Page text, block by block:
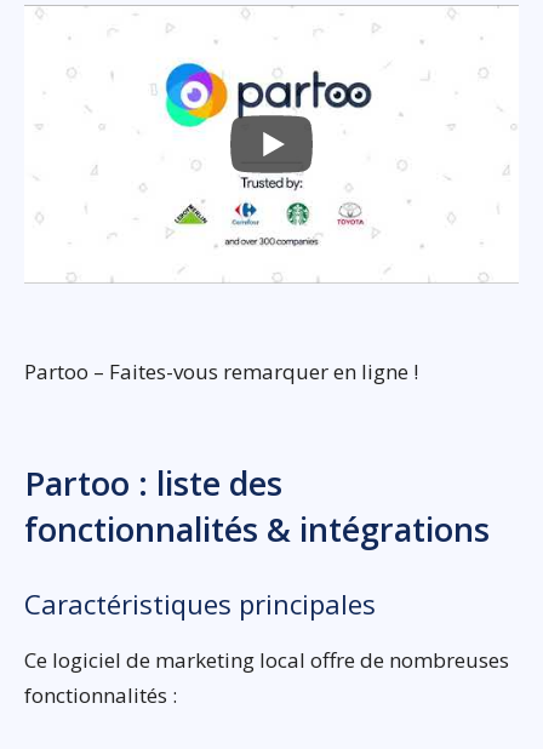
Partoo – Faites-vous remarquer en ligne !
Partoo : liste des
fonctionnalités & intégrations
Caractéristiques principales
Ce logiciel de marketing local offre de nombreuses
fonctionnalités :